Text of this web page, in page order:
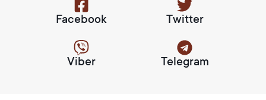
Facebook Twitter
Viber Telegram